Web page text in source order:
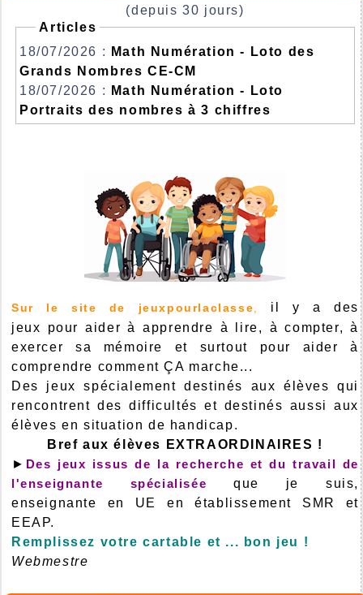
(depuis 30 jours)
Articles
18/07/2026 :
Math Numération - Loto des
Grands Nombres CE-CM
18/07/2026 :
Math Numération - Loto
Portraits des nombres à 3 chiffres
Sur le site de jeuxpourlaclasse
il y a des
jeux pour aider à apprendre à lire, à compter, à
exercer sa mémoire et surtout pour aider à
comprendre comment ÇA marche...
Des jeux spécialement destinés aux élèves qui
rencontrent des difficultés et destinés aussi aux
élèves en situation de handicap.
Bref aux élèves EXTRAORDINAIRES !
► Des jeux issus de la recherche et du travail de
l'enseignante spécialisée que je suis,
enseignante en UE en établissement SMR et
EEAP.
Remplissez votre cartable et ... bon jeu !
Webmestre